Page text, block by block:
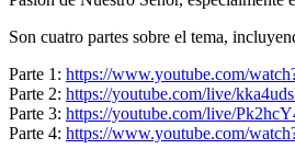
Son cuatro partes sobre el tema,
Parte 1: https://www.youtube.com/
Parte 2: https://youtube.com/live/
Parte 3: https://youtube.com/live/
Parte 4: https://www.youtube.com/